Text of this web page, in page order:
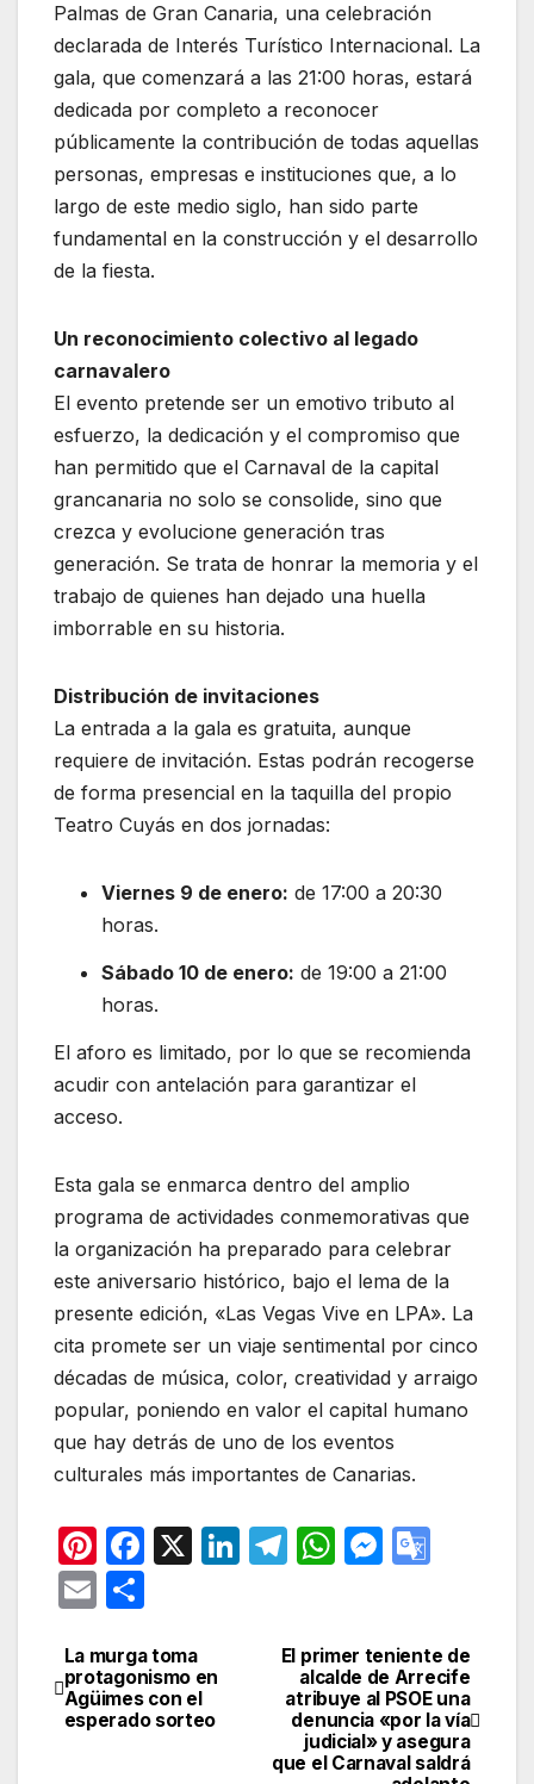
Palmas de Gran Canaria, una celebración
declarada de Interés Turístico Internacional. La
gala, que comenzará a las 21:00 horas, estará
dedicada por completo a reconocer
públicamente la contribución de todas aquellas
personas, empresas e instituciones que, a lo
largo de este medio siglo, han sido parte
fundamental en la construcción y el desarrollo
de la fiesta.
Un reconocimiento colectivo al legado
carnavalero
El evento pretende ser un emotivo tributo al
esfuerzo, la dedicación y el compromiso que
han permitido que el Carnaval de la capital
grancanaria no solo se consolide, sino que
crezca y evolucione generación tras
generación. Se trata de honrar la memoria y el
trabajo de quienes han dejado una huella
imborrable en su historia.
Distribución de invitaciones
La entrada a la gala es gratuita, aunque
requiere de invitación. Estas podrán recogerse
de forma presencial en la taquilla del propio
Teatro Cuyás en dos jornadas:
Viernes 9 de enero: de 17:00 a 20:30
horas.
Sábado 10 de enero: de 19:00 a 21:00
horas.
El aforo es limitado, por lo que se recomienda
acudir con antelación para garantizar el
acceso.
Esta gala se enmarca dentro del amplio
programa de actividades conmemorativas que
la organización ha preparado para celebrar
este aniversario histórico, bajo el lema de la
presente edición, «Las Vegas Vive en LPA». La
cita promete ser un viaje sentimental por cinco
décadas de música, color, creatividad y arraigo
popular, poniendo en valor el capital humano
que hay detrás de uno de los eventos
culturales más importantes de Canarias.
Pi
nt
er
e
st
F
e
b
o
X
Li T
gr
a
m
W
s
A
p
p
M
s
e
n
g
gl
e
Tr
a
E
ail m
p
ar
Navegación
de
El primer teniente de
alcalde de Arrecife
atribuye al PSOE una
denuncia «por la vía
judicial» y asegura
que el Carnaval saldrá
La murga toma
protagonismo en
Agüimes con el
esperado sorteo